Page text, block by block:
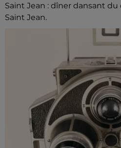
Saint Jean : dîner dansant
Saint Jean.